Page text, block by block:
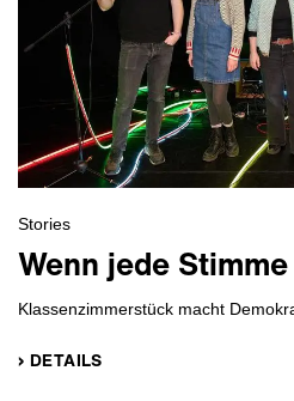
Stories
Wenn jede
Klassenzimmerstück macht
› DETAILS